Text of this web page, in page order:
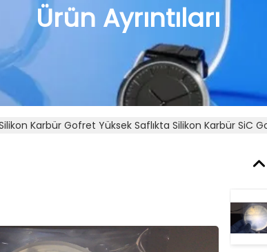
Ürün Ayrıntıları
Karbür Gofret Yüksek Saflıkta Silikon Karbür SiC